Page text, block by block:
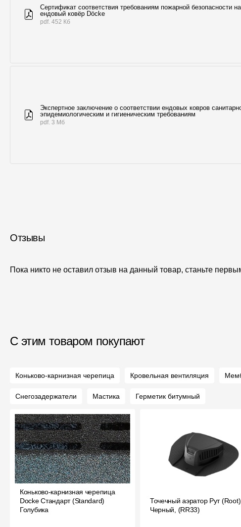
Сертификат соответствия требованиям пожарной безопасности на
ендовый ковёр Döcke
pdf. 452 Кб
Экспертное заключение о соответствии ендовых ковров
эпидемиологическим и гигиеническим требованиям
pdf. 3 Мб
Отзывы
Пока никто не оставил отзыв на данный товар, станьте
С этим товаром покупают
Коньково-карнизная черепица Кровельная вентиляция
Снегозадержатели Мастика Герметик битумный
Коньково-карнизная черепица
Docke Стандарт (Standard)
Голубика
Точечный аэратор Рут (Root),
Черный, (RR33)